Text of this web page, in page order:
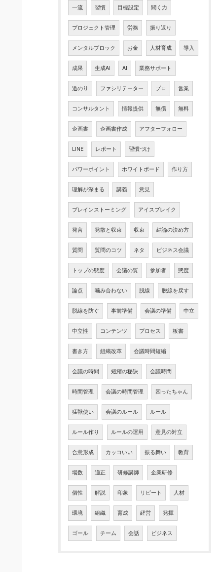
一流 習慣 目標設定 聞く力
プロジェクト管理 労務 振り返り
メンタルブロック お金 人材育成 導入
成果 生成AI AI 業務サポート
道のり ファシリテーター プロ 営業
コンサルタント 情報提供 無償 無料
企画書 企画書作成 アフターフォロー
LINE レポート 習慣づけ
パワーポイント ホワイトボード 作り方
理解が深まる 講義 意見
ブレインストーミング アイスブレイク
発言 発散と収束 収束 結論の決め方
質問 質問のコツ ネタ ビジネス会議
トップの態度 会議の質 参加者 態度
論点 噛み合わない 脱線 脱線を戻す
脱線を防ぐ 事前準備 会議の準備 中立
中立性 コンテンツ プロセス 板書
書き方 組織改革 会議時間短縮
会議の時間 短縮の秘訣 会議時間
時間管理 会議の時間管理 困ったちゃん
猛獣使い 会議のルール ルール
ルール作り ルールの運用 意見の対立
合意形成 カッコいい 振る舞い 教育
場数 適正 研修講師 企業研修
個性 解説 印象 リピート 人材
環境 組織 育成 経営 発揮
ゴール チーム 会話 ビジネス